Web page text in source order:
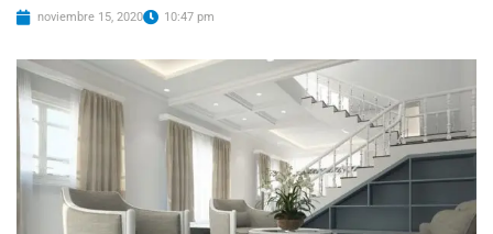
noviembre 15, 2020 10:47 pm